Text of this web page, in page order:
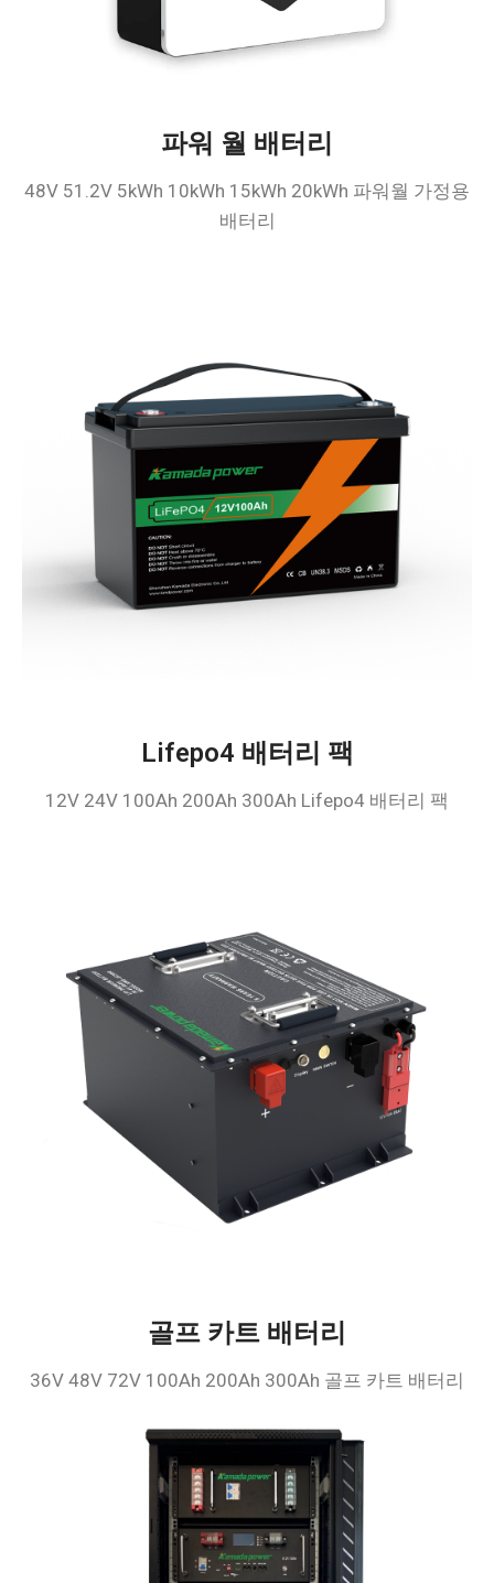
파워 월 배터리
48V 51.2V 5kWh 10kWh 15kWh 20kWh 파워월 가정용
배터리
Lifepo4 배터리 팩
12V 24V 100Ah 200Ah 300Ah Lifepo4 배터리 팩
골프 카트 배터리
36V 48V 72V 100Ah 200Ah 300Ah 골프 카트 배터리